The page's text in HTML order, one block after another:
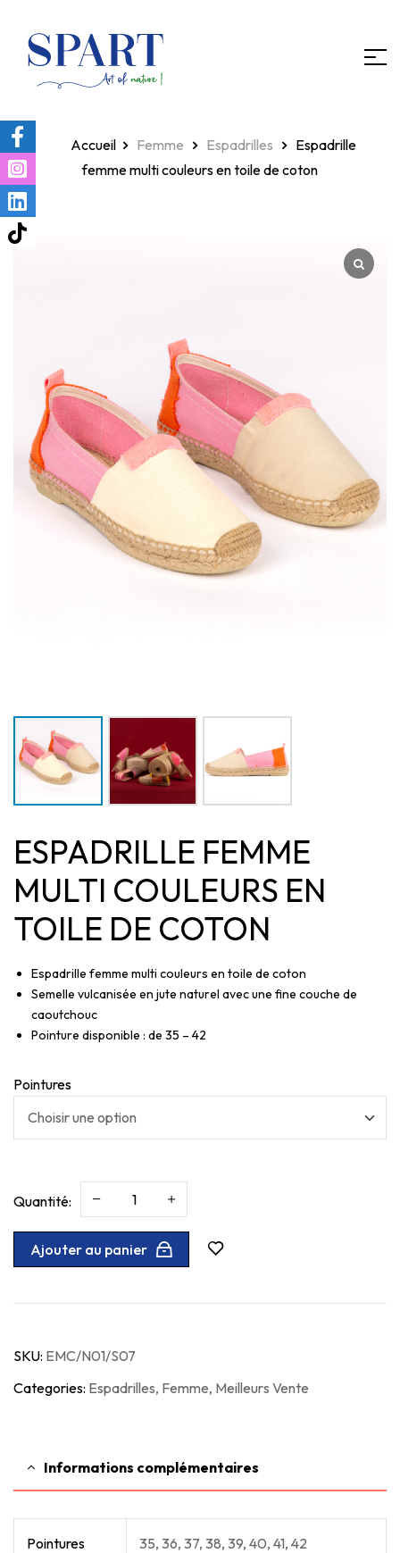
Homepage Femme Espadrilles
Espadrille
femme multi couleurs en toile de coton
ESPADRILLE FEMME
MULTI COULEURS EN
TOILE DE COTON
Espadrille femme multi couleurs en toile de coton
Semelle vulcanisée en jute naturel avec une fine couche de
caoutchouc
Pointure disponible : de 35 – 42
Pointures
Ajouter au panier
SKU: EMC/N01/S07
Categories: Espadrilles, Femme, Meilleurs Vente
Informations complémentaires
Pointures 35, 36, 37, 38, 39, 40, 41, 42